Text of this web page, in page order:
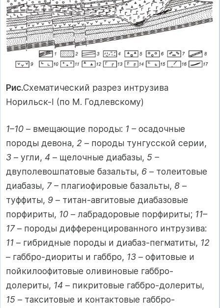
Рис.Схематический разрез интрузива
Норильск-I (по М. Годлевскому)
1–10 – вмещающие породы: 1 – осадочные
породы девона, 2 – породы тунгусской серии,
3 – угли, 4 – щелочные диабазы, 5 –
двуполевошпатовые базальты, 6 – толеитовые
диабазы, 7 – плагиофировые базальты, 8 –
туффиты, 9 – титан-авгитовые диабазовые
порфириты, 10 – лабрадоровые порфириты; 11–
17– породы дифференцированного интрузива:
11 – гибридные породы и диабаз-пегматиты, 12
– габбро-диориты и габбро, 13 – офитовые и
пойкилоофитовые оливиновые габбро-
долериты, 14 – пикритовые габбро-долериты,
15 – такситовые и контак­товые габбро-